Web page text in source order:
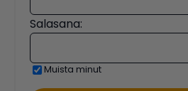
Salasana:
Muista minut